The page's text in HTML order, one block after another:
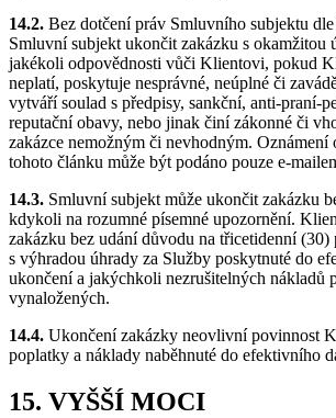
14.2. Bez dotčení práv Smluvního subjektu
Smluvní subjekt ukončit zakázku s okamžitou
jakékoli odpovědnosti vůči Klientovi, pokud
neplatí, poskytuje nesprávné, neúplné či
vytváří soulad s předpisy, sankční, anti-praní-
reputační obavy, nebo jinak činí zákonné či
zakázce nemožným či nevhodným. Oznámení
tohoto článku může být podáno pouze e-
14.3. Smluvní subjekt může ukončit zakázku
kdykoli na rozumné písemné upozornění.
zakázku bez udání důvodu na třicetidenní (30)
s výhradou úhrady za Služby poskytnuté do
ukončení a jakýchkoli nezrušitelných nákladů
vynaložených.
14.4. Ukončení zakázky neovlivní povinnost
poplatky a náklady naběhnuté do efektivního
15. VYŠŠÍ MOCI